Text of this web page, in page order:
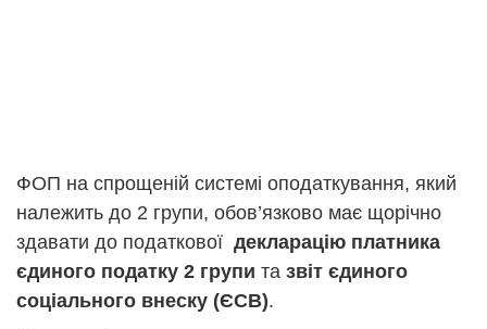
ФОП на спрощеній системі оподаткування, який
належить до 2 групи, обов’язково має щорічно
здавати до податкової декларацію платника
єдиного податку 2 групи та звіт єдиного
соціального внеску (ЄСВ).